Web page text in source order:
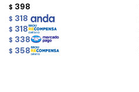
$ 398
$ 318
$ 318
$ 338
$ 358